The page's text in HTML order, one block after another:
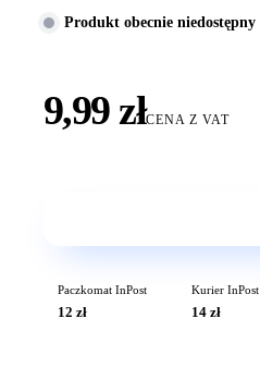
Produkt obecnie niedostępny
9,99 złCENA Z VAT
Paczkomat InPost
12 zł
Kurier InPost
14 zł